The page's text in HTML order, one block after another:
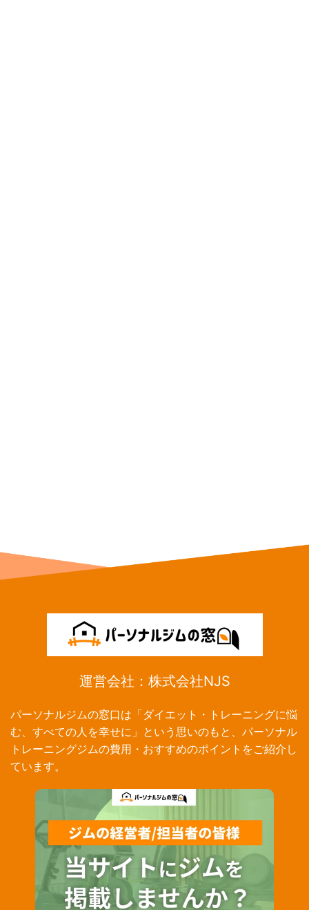
運営会社：株式会社NJS
パーソナルジムの窓口は「ダイエット・トレーニングに悩
む、すべての人を幸せに」という思いのもと、パーソナル
トレーニングジムの費用・おすすめのポイントをご紹介し
ています。